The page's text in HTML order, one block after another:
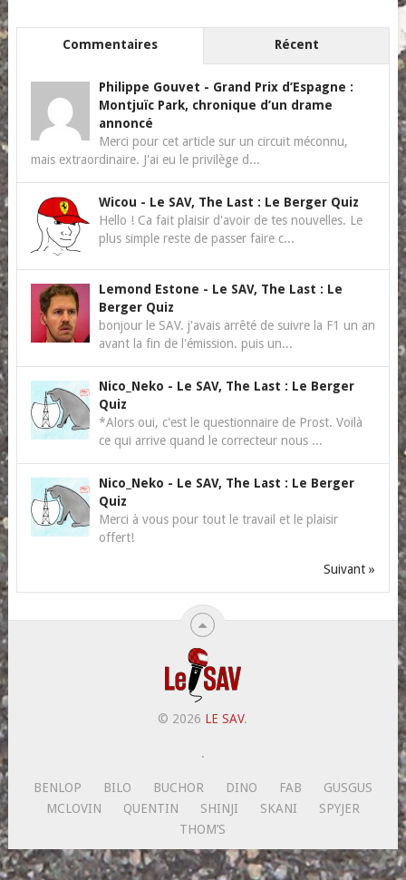
Commentaires Récent
Philippe Gouvet - Grand Prix d’Espagne :
Montjuïc Park, chronique d’un drame
annoncé
Merci pour cet article sur un circuit méconnu,
mais extraordinaire. J'ai eu le privilège d...
Wicou - Le SAV, The Last : Le Berger Quiz
Hello ! Ca fait plaisir d'avoir de tes nouvelles. Le
plus simple reste de passer faire c...
Lemond Estone - Le SAV, The Last : Le
Berger Quiz
bonjour le SAV. j'avais arrêté de suivre la F1 un an
avant la fin de l'émission. puis un...
Nico_Neko - Le SAV, The Last : Le Berger
Quiz
*Alors oui, c'est le questionnaire de Prost. Voilà
ce qui arrive quand le correcteur nous ...
Nico_Neko - Le SAV, The Last : Le Berger
Quiz
Merci à vous pour tout le travail et le plaisir
offert!
Suivant »
© 2026 LE SAV.
.
BENLOP BILO BUCHOR DINO FAB
GUSGUS
MCLOVIN
QUENTIN SHINJI SKANI
SPYJER
THOM’S